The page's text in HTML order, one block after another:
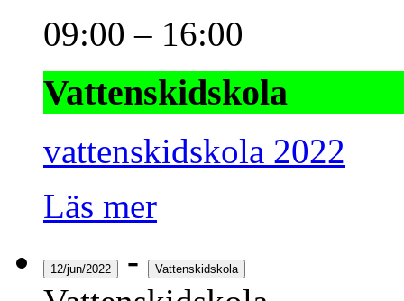
09:00– 16:00
Vattenskidskola
vattenskidskola 2022
Läs mer
12/jun/2022 - Vattenskidskola